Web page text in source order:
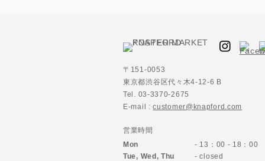
〒151-0053
東京都渋谷区代々木4-12-6 B
Tel. 03-3370-2675
E-mail :customer@knapford.com
営業時間
Mon
- 13：00 - 18：00
Tue, Wed, Thu
- closed